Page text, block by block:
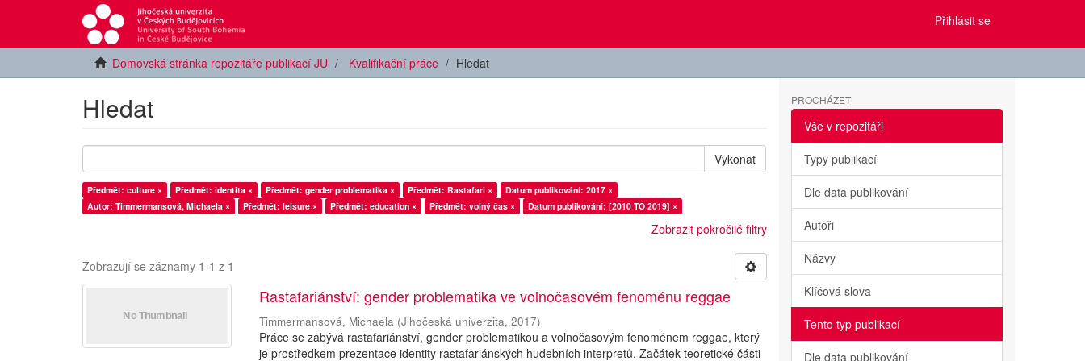
Přihlásit se
Domovská stránka repozitáře publikací JU Kvalifikační práce Hledat
Hledat
Vykonat
Předmět: culture × Předmět: identita × Předmět: gender problematika × Předmět: Rastafari ×
Datum publikování: 2017 ×
Autor: Timmermansová, Michaela ×
Předmět: leisure × Předmět: education × Předmět: volný čas × Datum publikování: [2010 TO 2019] ×
Zobrazit pokročilé filtry
Zobrazují se záznamy 1-1 z 1
Rastafariánství: gender problematika ve volnočasovém fenoménu reggae
Timmermansová, Michaela (Jihočeská univerzita,2017)
Práce se zabývá rastafariánství, gender problematikou a volnočasovým fenoménem reggae, který
je prostředkem prezentace identity rastafariánských hudebních interpretů. Začátek teoretické části
PROCHÁZET
Vše v repozitáři
Typy publikací
Dle data publikování
Autoři
Názvy
Klíčová slova
Tento typ publikací
Dle data publikování